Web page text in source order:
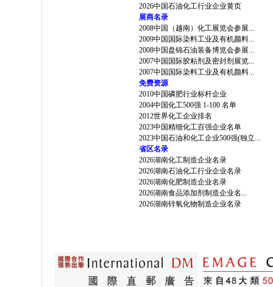
2026中国石油化工行业企业黄页
展商名录
2008中国（越南）化工展览会参展...
2009中国国际染料工业及有机颜料...
2008中国盘锦石油装备博览会参展...
2007中国国际胶粘剂及密封剂展览...
2007中国国际染料工业及有机颜料...
免费资源
2010中国磷肥行业标杆企业
2004中国化工500强 1-100 名单
2012世界化工企业排名
2023中国精细化工百强企业名单
2023中国石油和化工企业500强(独立...
省区名录
2026湖南化工制造企业名录
2026湖南石油化工行业企业名录
2026湖南化肥制造企业名录
2026湖南食品添加剂制造企业名...
2026湖南锌氧化物制造企业名录